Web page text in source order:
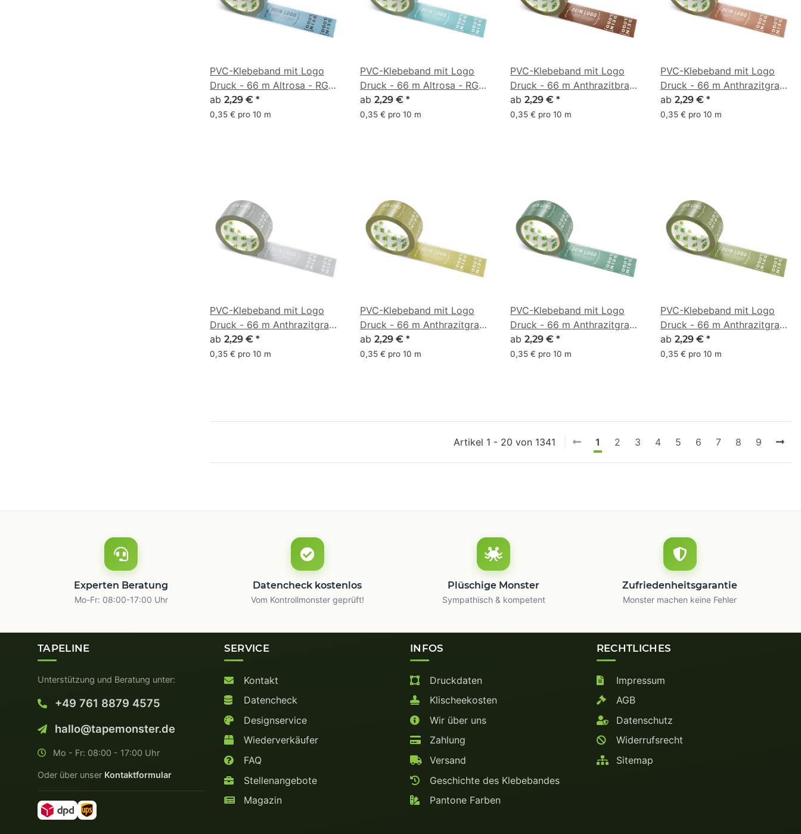
PVC-Klebeband mit Logo
Druck - 66 m Altrosa - RGB
(79, 117, 139)
ab 2,29 € *
0,35 € pro 10 m
PVC-Klebeband mit Logo
Druck - 66 m Altrosa - RGB
(79, 134, 142)
ab 2,29 € *
0,35 € pro 10 m
PVC-Klebeband mit Logo
Druck - 66 m Anthrazitbraun
- RGB (79, 44, 29)
ab 2,29 € *
0,35 € pro 10 m
PVC-Klebeband mit Logo
Druck - 66 m Anthrazitgrau
- RGB (124, 77, 58)
ab 2,29 € *
0,35 € pro 10 m
PVC-Klebeband mit Logo
Druck - 66 m Anthrazitgrau
- RGB (136, 139, 141)
ab 2,29 € *
0,35 € pro 10 m
PVC-Klebeband mit Logo
Druck - 66 m Anthrazitgrau
- RGB (137, 129, 61)
ab 2,29 € *
0,35 € pro 10 m
PVC-Klebeband mit Logo
Druck - 66 m Anthrazitgrau
- RGB (67, 105, 91)
ab 2,29 € *
0,35 € pro 10 m
PVC-Klebeband mit Logo
Druck - 66 m Anthrazitgrau
- RGB (94, 103, 56)
ab 2,29 € *
0,35 € pro 10 m
Artikel 1 - 20 von 1341 1 2 3 4 5 6 7 8 9
Experten Beratung
Mo-Fr: 08:00-17:00 Uhr
Datencheck kostenlos
Vom Kontrollmonster geprüft!
Plüschige Monster
Sympathisch & kompetent
Zufriedenheitsgarantie
Monster machen keine Fehler
TAPELINE
Unterstützung und Beratung unter:
+49 761 8879 4575
hallo@tapemonster.de
Mo - Fr: 08:00 - 17:00 Uhr
Oder über unser Kontaktformular
SERVICE
Kontakt
Datencheck
Designservice
Wiederverkäufer
FAQ
Stellenangebote
Magazin
INFOS
Druckdaten
Klischeekosten
Wir über uns
Zahlung
Versand
Geschichte des Klebebandes
Pantone Farben
RECHTLICHES
Impressum
AGB
Datenschutz
Widerrufsrecht
Sitemap